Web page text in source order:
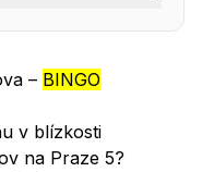
– BINGO
v blízkosti
na Praze 5?